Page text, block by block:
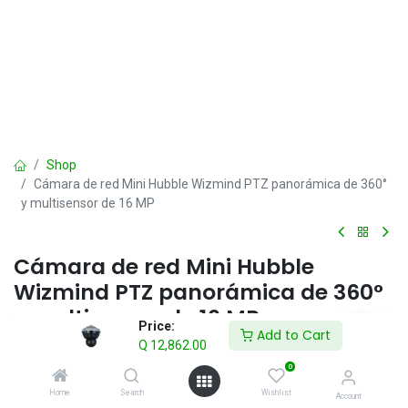
Price:
Q 12,862.00
Add to Cart
Home Search
0
Wishlist Account
Shop
Cámara de red Mini Hubble Wizmind PTZ panorámica de 360°
y multisensor de 16 MP
Cámara de red Mini Hubble
Wizmind PTZ panorámica de 360°
y multisensor de 16 MP
12,862.00